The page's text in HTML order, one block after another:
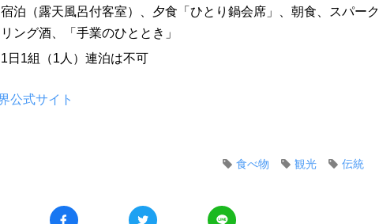
宿泊（露天風呂付客室）、夕食「ひとり鍋会席」、朝食、スパーク
リング酒、「手業のひととき」
1日1組（1人）連泊は不可
公式サイト
伝統
観光
食べ物